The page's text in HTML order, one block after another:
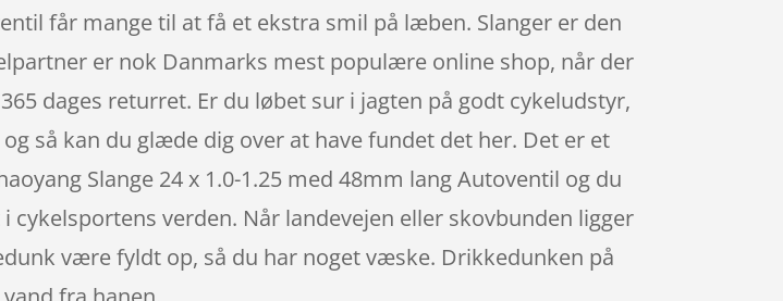
får mange til at få et ekstra smil på læben. Slanger er den
er nok Danmarks mest populære online shop, når der
dages returret. Er du løbet sur i jagten på godt cykeludstyr,
så kan du glæde dig over at have fundet det her. Det er et
Slange 24 x 1.0-1.25 med 48mm lang Autoventil og du
verden. Når landevejen eller skovbunden ligger
være fyldt op, så du har noget væske. Drikkedunken på